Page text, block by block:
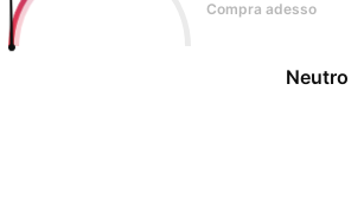
Compra adesso
Neutro